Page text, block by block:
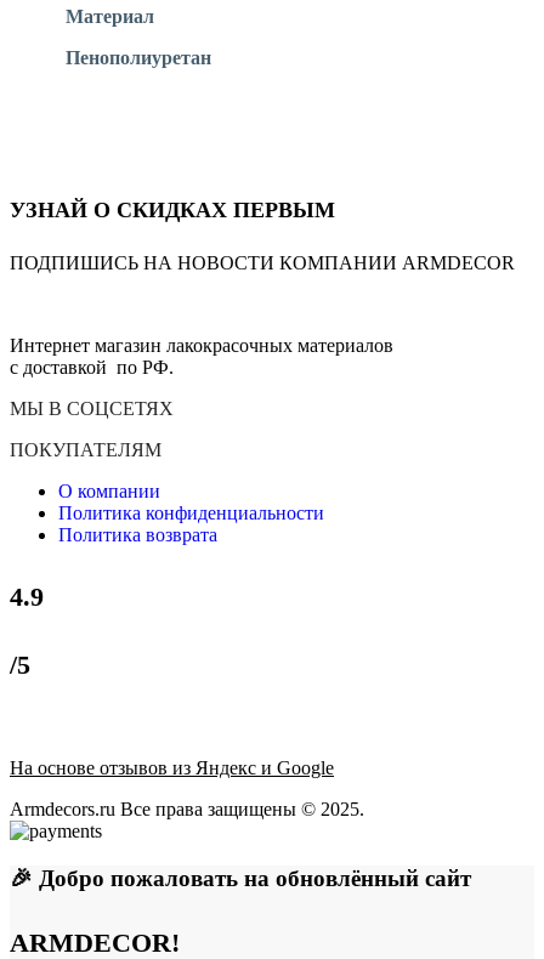
Материал
Пенополиуретан
УЗНАЙ О СКИДКАХ ПЕРВЫМ
ПОДПИШИСЬ НА НОВОСТИ КОМПАНИИ ARMDECOR
Интернет магазин лакокрасочных материалов
с доставкой по РФ.
МЫ В СОЦСЕТЯХ
ПОКУПАТЕЛЯМ
О компании
Политика конфиденциальности
Политика возврата
4.9
/5
На основе отзывов из Яндекс и Google
Armdecors.ru Все права защищены © 2025. ​
🎉 Добро пожаловать на обновлённый сайт
ARMDECOR!